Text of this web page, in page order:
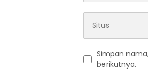
Simpan
berikutnya.